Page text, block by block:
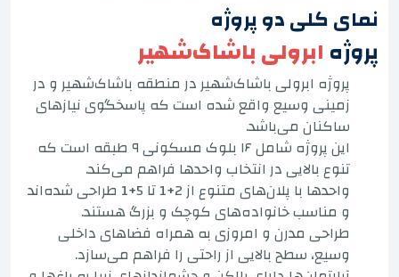
نمای کلی دو پروژه
پروژه ابرولی باشاک‌شهیر
پروژه ابرولی باشاک‌شهیر در منطقه باشاک‌شهیر و در
زمینی وسیع واقع شده است که پاسخگوی نیازهای
ساکنان می‌باشد.
این پروژه شامل ۱۶ بلوک مسکونی ۹ طبقه است که
تنوع بالایی در انتخاب واحدها فراهم می‌کند.
واحدها با پلان‌های متنوع از 2+1 تا 5+1 طراحی شده‌اند
و مناسب خانواده‌های کوچک و بزرگ هستند.
طراحی مدرن و امروزی به همراه فضاهای داخلی
وسیع، سطح بالایی از راحتی را فراهم می‌سازد.